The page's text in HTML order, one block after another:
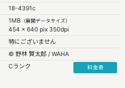
18-4391c
1MB （展開データサイズ）
454 x 640 pix 350dpi
特にございません
© 野林 賢太郎 / WAHA
Cランク 料金表